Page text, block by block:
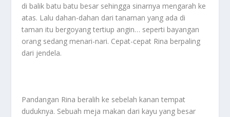
di balik batu batu besar sehingga sinarnya mengarah ke
atas. Lalu dahan-dahan dari tanaman yang ada di
taman itu bergoyang tertiup angin… seperti bayangan
orang sedang menari-nari. Cepat-cepat Rina berpaling
dari jendela.
Pandangan Rina beralih ke sebelah kanan tempat
duduknya. Sebuah meja makan dari kayu yang besar